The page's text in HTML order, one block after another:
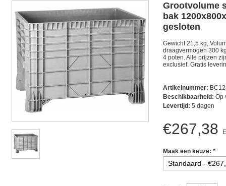
Grootvolume
bak
gesloten
Gewicht 21,5 kg,
draagvermogen 300
4 poten. Alle prijzen
exclusief. Gratis
Artikelnummer:
Beschikbaarheid: Op
Levertijd: 5 dagen
€267,38
Maak een keuze: *